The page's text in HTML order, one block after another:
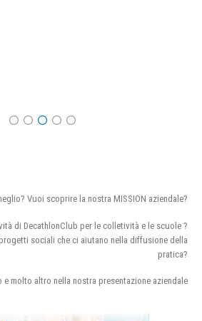
Vuoi scoprire la nostra MISSION aziendale?
di DecathlonClub per le colletività e le scuole ?
sociali che ci aiutano nella diffusione della
pratica?
e molto altro nella nostra presentazione aziendale